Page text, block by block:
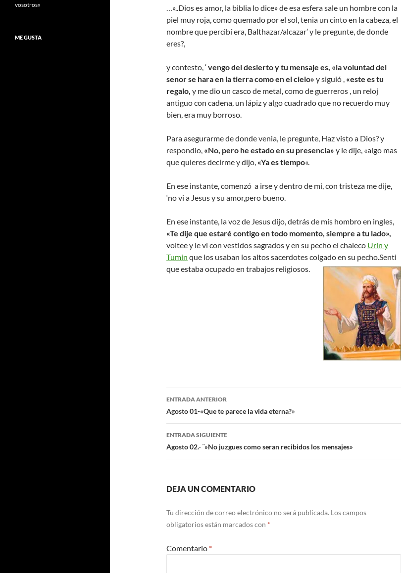
…»..Dios es amor, la biblia lo dice» de esa esfera sale un hombre con la
piel muy roja, como quemado por el sol, tenia un cinto en la cabeza, el
nombre que percibí era, Balthazar/alcazar’ y le pregunte, de donde
eres?,
y contesto, ‘vengo del desierto y tu mensaje es, «la voluntad del
senor se hara en la tierra como en el cielo» y siguió , «este es tu
regalo, y me dio un casco de metal, como de guerreros , un reloj
antiguo con cadena, un lápiz y algo cuadrado que no recuerdo muy
bien, era muy borroso.
Para asegurarme de donde venia, le pregunte, Haz visto a Dios? y
respondio, «No, pero he estado en su presencia» y le dije, «algo mas
que quieres decirme y dijo, «Ya es tiempo«.
En ese instante, comenzó a irse y dentro de mi, con tristeza me dije,
‘no vi a Jesus y su amor,pero bueno.
En ese instante, la voz de Jesus dijo, detrás de mis hombro en ingles,
«Te dije que estaré contigo en todo momento, siempre a tu lado»,
voltee y le vi con vestidos sagrados y en su pecho el chaleco Urin y
Tumin que los usaban los altos sacerdotes colgado en su pecho.Senti
que estaba ocupado en trabajos religiosos.
Navegación
de
entradas
ENTRADA ANTERIOR
Agosto 01-«Que te parece la vida eterna?»
ENTRADA SIGUIENTE
Agosto 02.- ¨»No juzgues como seran recibidos los mensajes»
DEJA UN COMENTARIO
Tu dirección de correo electrónico no será publicada. Los campos
obligatorios están marcados con *
Comentario *
vosotros»
ME GUSTA